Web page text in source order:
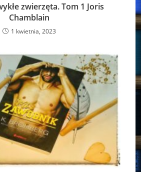
zwierzęta. Tom 1 Joris
Chamblain
1 kwietnia, 2023